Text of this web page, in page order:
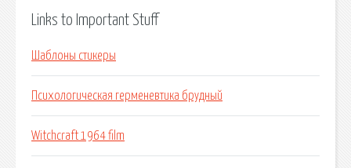
Links to Important Stuff
Шаблоны стикеры
Психологическая герменевтика брудный
Witchcraft 1964 film